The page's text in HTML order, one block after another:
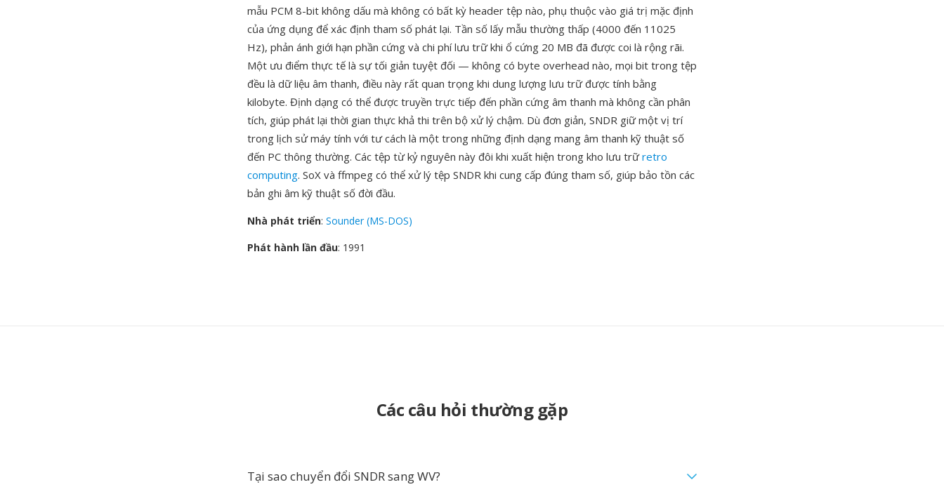
mẫu PCM 8-bit không dấu mà không có bất kỳ header tệp nào, phụ thuộc vào giá trị mặc định
của ứng dụng để xác định tham số phát lại. Tần số lấy mẫu thường thấp (4000 đến 11025
Hz), phản ánh giới hạn phần cứng và chi phí lưu trữ khi ổ cứng 20 MB đã được coi là rộng rãi.
Một ưu điểm thực tế là sự tối giản tuyệt đối — không có byte overhead nào, mọi bit trong tệp
đều là dữ liệu âm thanh, điều này rất quan trọng khi dung lượng lưu trữ được tính bằng
kilobyte. Định dạng có thể được truyền trực tiếp đến phần cứng âm thanh mà không cần phân
tích, giúp phát lại thời gian thực khả thi trên bộ xử lý chậm. Dù đơn giản, SNDR giữ một vị trí
trong lịch sử máy tính với tư cách là một trong những định dạng mang âm thanh kỹ thuật số
đến PC thông thường. Các tệp từ kỷ nguyên này đôi khi xuất hiện trong kho lưu trữretro
computing. SoX và ffmpeg có thể xử lý tệp SNDR khi cung cấp đúng tham số, giúp bảo tồn các
bản ghi âm kỹ thuật số đời đầu.
Nhà phát triển: Sounder (MS-DOS)
Phát hành lần đầu: 1991
Các câu hỏi thường gặp
Tại sao chuyển đổi SNDR sang WV?